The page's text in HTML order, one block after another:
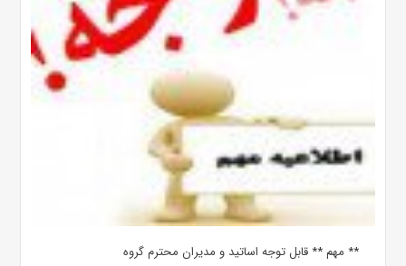
** مهم ** قابل توجه اساتید و مدیران محترم گروه